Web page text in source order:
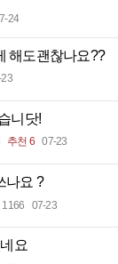
24
해도괜찮나요??
니닷!
추천 6 07-23
나요 ?
1166 07-23
요